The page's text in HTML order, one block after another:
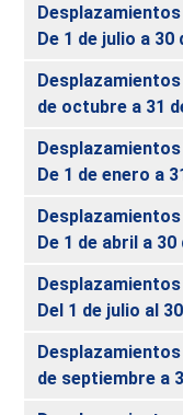
De 1 de julio a
de octubre a 31
De 1 de enero a
De 1 de abril a
Del 1 de julio al
de septiembre a